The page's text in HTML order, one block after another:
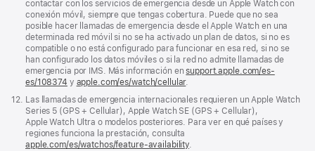
página
contactar con los servicios de emergencia desde un Apple Watch con
conexión móvil, siempre que tengas cobertura. Puede que no sea
posible hacer llamadas de emergencia desde el Apple Watch en una
determinada red móvil si no se ha activado un plan de datos, si no es
compatible o no está configurado para funcionar en esa red, si no se
han configurado los datos móviles o si la red no admite llamadas de
emergencia por IMS. Más información ensupport.apple.com/es-
es/108374 (Se
abre
en
una
ventana
nueva)
y apple.com/es/watch/cellular.
Nota
página
12. Las llamadas de emergencia internacionales requieren un Apple Watch
Series 5 (GPS + Cellular), Apple Watch SE (GPS + Cellular),
Apple Watch Ultra o modelos posteriores. Para ver en qué países y
regiones funciona la prestación, consulta
apple.com/es/watchos/feature-availability.